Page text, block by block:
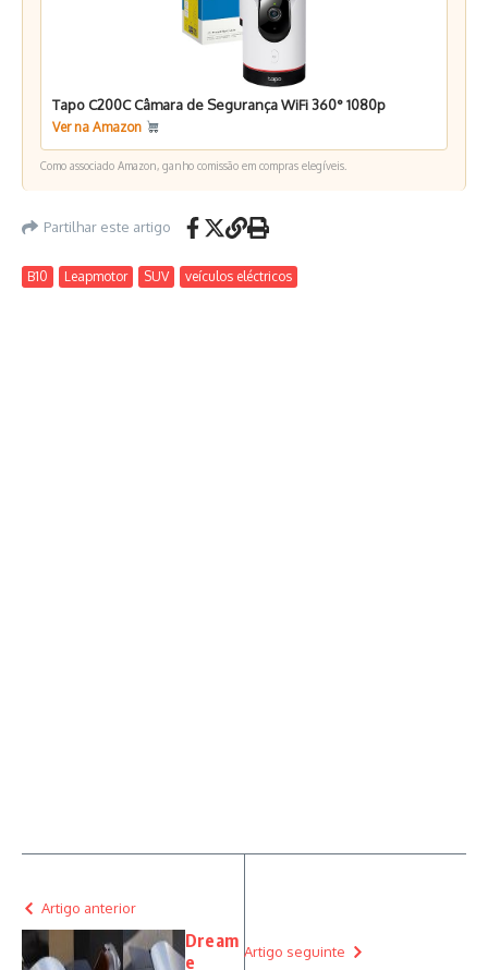
Tapo C200C Câmara de Segurança WiFi 360° 1080p
Ver na Amazon
Como associado Amazon, ganho comissão em compras elegíveis.
Partilhar este artigo
B10 Leapmotor SUV veículos eléctricos
Artigo anterior
Dream
e
Artigo seguinte